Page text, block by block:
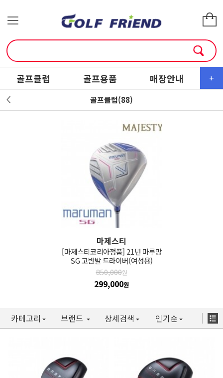
+
골프클럽 골프용품 매장안내 소
골프클럽(88)
마제스티
[마제스티코리아정품] 21년 마루망
SG 고반발 드라이버(여성용)
850,000원
299,000원
카테고리 브랜드 상세검색 인기순